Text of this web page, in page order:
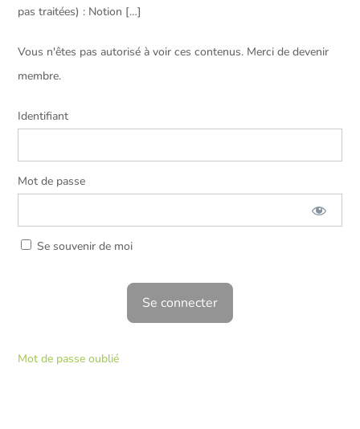
pas traitées) : Notion […]
Vous n'êtes pas autorisé à voir ces contenus. Merci de devenir
membre.
Identifiant
Mot de passe
Se souvenir de moi
Mot de passe oublié